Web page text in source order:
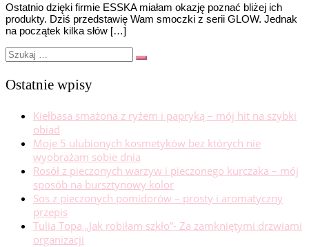
Ostatnio dzięki firmie ESSKA miałam okazję poznać bliżej ich
produkty. Dziś przedstawię Wam smoczki z serii GLOW. Jednak
na początek kilka słów […]
Szukaj
Szukaj
Ostatnie wpisy
Kiełbasa smażona z ryżem i papryką – mój hit na szybki
obiad
Moje 5 ulubionych kosmetyków bez których nie
wyobrażam sobie dnia
Rosół z pieczonych warzyw i pieczonego kurczaka – mój
sposób na bursztynowy kolor
Sos z pieczonych pomidorów – prosty i aromatyczny
przepis
Tulia Topa „Jak robiłam szkło”- Za zamkniętymi drzwiami
organizacji